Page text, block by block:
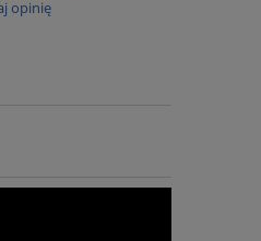
opinię